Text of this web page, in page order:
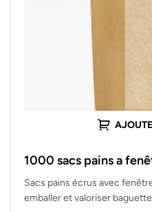
1000 sacs pains a
Sacs pains écrus avec
emballer et valoriser